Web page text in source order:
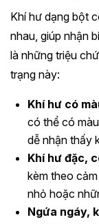
Khí hư dạng bột
nhau, giúp nhận
là những triệu
trạng này:
Khí hư có
có thể có
dễ nhận thấy
Khí hư đặc,
kèm theo
nhỏ hoặc
Ngứa ngáy,